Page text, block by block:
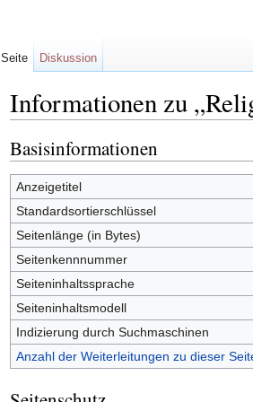
Informationen zu
Basisinformationen
Anzeigetitel
Standardsortierschlüssel
Seitenlänge (in Bytes)
Seitenkennnummer
Seiteninhaltssprache
Seiteninhaltsmodell
Indizierung durch Suchmaschinen
Anzahl der Weiterleitungen zu dieser
Seite Diskussion